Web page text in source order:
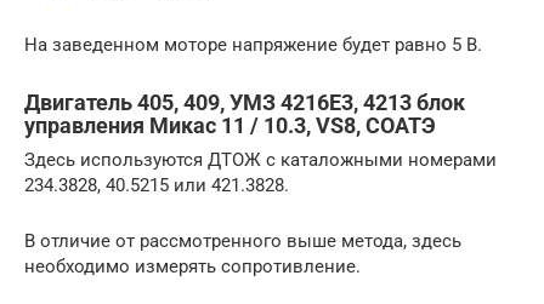
На заведенном моторе напряжение будет равно 5 В.
Двигатель 405, 409, УМЗ 4216Е3, 4213 блок
управления Микас 11 / 10.3, VS8, СОАТЭ
Здесь используются ДТОЖ с каталожными номерами
234.3828, 40.5215 или 421.3828.
В отличие от рассмотренного выше метода, здесь
необходимо измерять сопротивление.